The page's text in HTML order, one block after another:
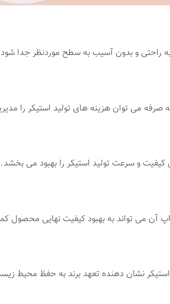
به راحتی و بدون آسیب به سطح موردنظر جدا شود
می توان هزینه های تولید استیکر را
کیفیت و سرعت تولید استیکر را بهبود می بخشد.​
آن می تواند به بهبود کیفیت نهایی محصول
استیکر نشان دهنده تعهد برند به حفظ محیط